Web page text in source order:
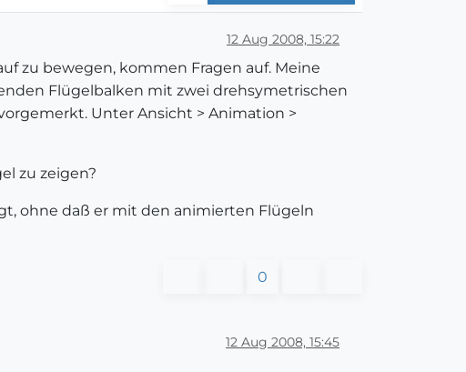
12 Aug 2008, 15:22
zu bewegen, kommen Fragen auf. Meine
Flügelbalken mit zwei drehsymetrischen
Unter Ansicht > Animation >
zu zeigen?
ohne daß er mit den animierten Flügeln
0
12 Aug 2008, 15:45